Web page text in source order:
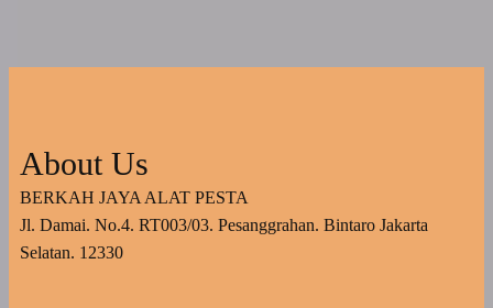
About Us
BERKAH JAYA ALAT PESTA
Jl. Damai. No.4. RT003/03. Pesanggrahan. Bintaro Jakarta
Selatan. 12330